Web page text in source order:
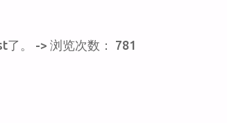
了。 -> 浏览次数： 781